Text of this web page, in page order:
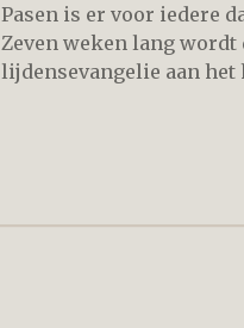
Pasen is er voor iedere
Zeven weken lang wordt
lijdensevangelie aan het